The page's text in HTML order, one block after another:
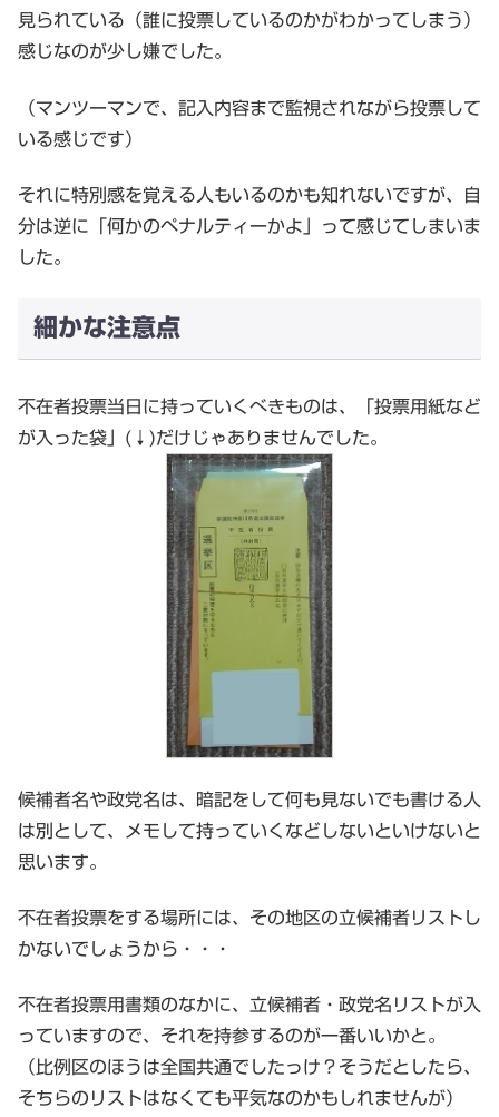
見られている（誰に投票しているのかがわかってしまう）
感じなのが少し嫌でした。
（マンツーマンで、記入内容まで監視されながら投票して
いる感じです）
それに特別感を覚える人もいるのかも知れないですが、自
分は逆に「何かのペナルティーかよ」って感じてしまいま
した。
細かな注意点
不在者投票当日に持っていくべきものは、「投票用紙など
が入った袋」(↓)だけじゃありませんでした。
候補者名や政党名は、暗記をして何も見ないでも書ける人
は別として、メモして持っていくなどしないといけないと
思います。
不在者投票をする場所には、その地区の立候補者リストし
かないでしょうから・・・
不在者投票用書類のなかに、立候補者・政党名リストが入
っていますので、それを持参するのが一番いいかと。
（比例区のほうは全国共通でしたっけ？そうだとしたら、
そちらのリストはなくても平気なのかもしれませんが）